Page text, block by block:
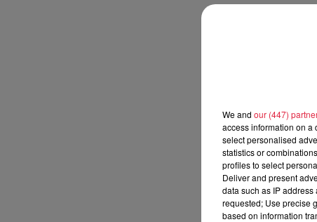
We and our (447)
access information on a
select personalised
statistics or
profiles to select
Deliver and present
data such as IP
requested; Use precise
based on information